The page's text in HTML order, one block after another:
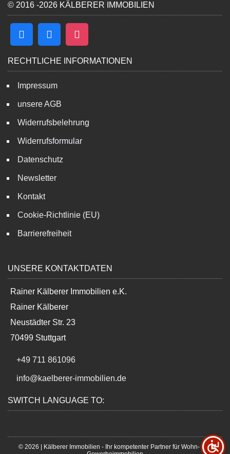
© 2016 -2026 KÄLBERER IMMOBILIEN
RECHTLICHE INFORMATIONEN
Impressum
unsere AGB
Widerrufsbelehrung
Widerrufsformular
Datenschutz
Newsletter
Kontakt
Cookie-Richtlinie (EU)
Barrierefreiheit
UNSERE KONTAKTDATEN
Rainer Kälberer Immobilien e.K.
Rainer Kälberer
Neustädter Str. 23
70499 Stuttgart
+49 711 861096
info@kaelberer-immobilien.de
SWITCH LANGUAGE TO:
© 2026 | Kälberer Immobilien - Ihr kompetenter Partner für Wohn- und